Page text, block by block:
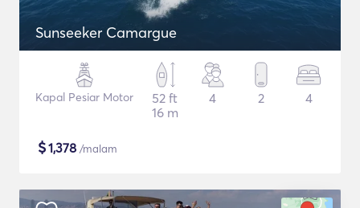
Sunseeker Camargue
Kapal Pesiar Motor
52 ft
16 m
4 2 4
$1,378 /malam